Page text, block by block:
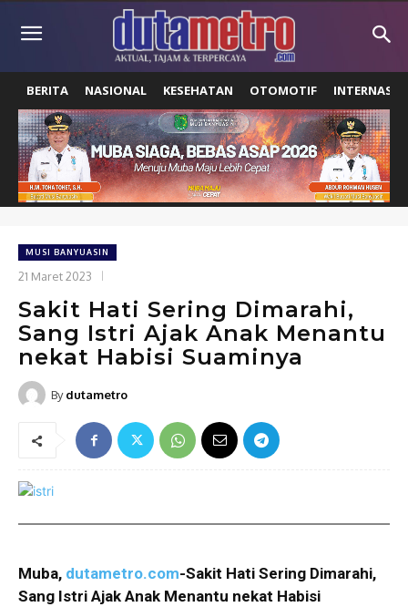
BERITA NASIONAL KESEHATAN OTOMOTIF
MUSI BANYUASIN
21 Maret 2023
Sakit Hati Sering Dimarahi,
Sang Istri Ajak Anak Menantu
nekat Habisi Suaminya
By dutametro
Muba, dutametro.com-Sakit Hati Sering Dimarahi,
Sang Istri Ajak Anak Menantu nekat Habisi